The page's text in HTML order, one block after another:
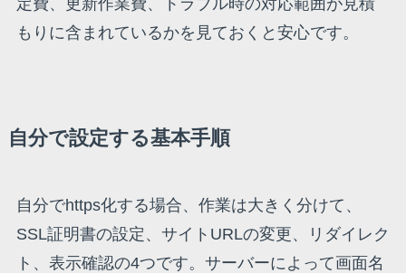
もりに含まれているかを見ておくと安心です。
自分で設定する基本手順
自分でhttps化する場合、作業は大きく分けて、
SSL証明書の設定、サイトURLの変更、リダイレク
ト、表示確認の4つです。サーバーによって画面名